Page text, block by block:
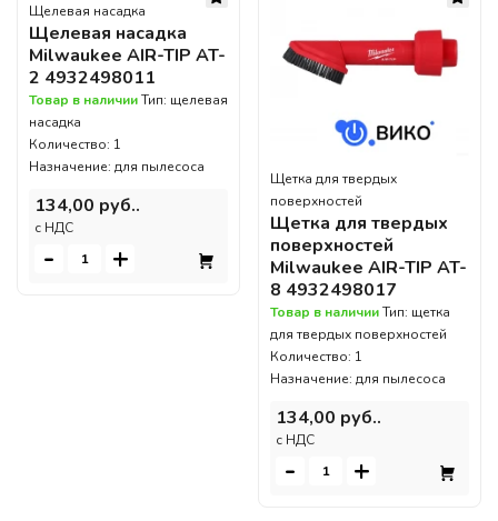
Щелевая насадка
Щелевая насадка
Milwaukee AIR-TIP AT-
2 4932498011
Товар в наличииТип: щелевая
насадка
Количество: 1
Назначение: для пылесоса
134,00 руб..
c НДС
- +
Щетка для твердых
поверхностей
Щетка для твердых
поверхностей
Milwaukee AIR-TIP AT-
8 4932498017
Товар в наличииТип: щетка
для твердых поверхностей
Количество: 1
Назначение: для пылесоса
134,00 руб..
c НДС
- +